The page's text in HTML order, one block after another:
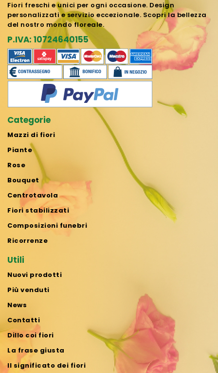
Fiori freschi e unici per ogni occasione. Design
personalizzati e servizio eccezionale. Scopri la bellezza
del nostro mondo floreale.
P.IVA: 10724640155
Categorie
Mazzi di fiori
Piante
Rose
Bouquet
Centrotavola
Fiori stabilizzati
Composizioni funebri
Ricorrenze
Utili
Nuovi prodotti
Più venduti
News
Contatti
Dillo coi fiori
La frase giusta
Il significato dei fiori